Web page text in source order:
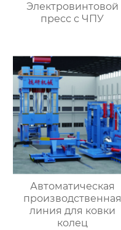
Электровинтовой
пресс с ЧПУ
Автоматическая
производственная
линия для ковки
колец